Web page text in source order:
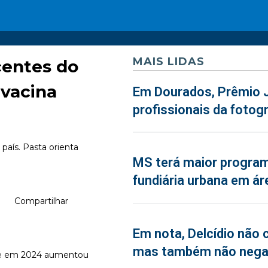
do
Pasta orienta
Compartilhar
em 2024 aumentou
MAIS LIDAS
Em Dourados, Prêmio
profissionais da
MS terá maior
fundiária urbana em
Em nota, Delcídio não
mas também não nega